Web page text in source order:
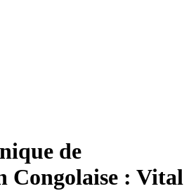
de
Congolaise : Vital